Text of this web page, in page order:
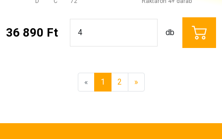
36 890 Ft db
« 1 2 »